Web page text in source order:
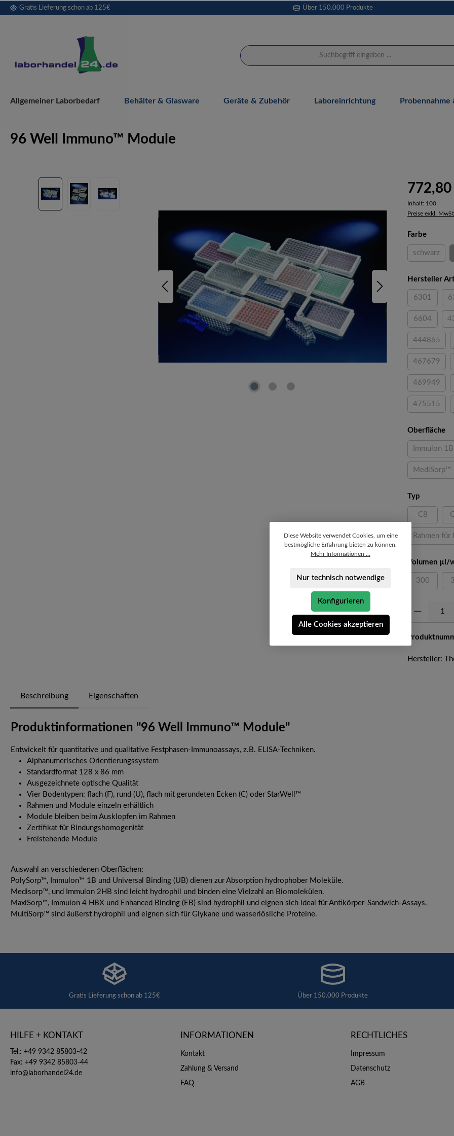
Zur Hauptnavigation springen
Gratis Lieferung schon ab 125€ Über 150.000 Produkte
Allgemeiner Laborbedarf Behälter & Glasware Geräte & Zubehör Laboreinrichtung
96 Well Immuno™ Module
Bildergalerie überspringen 772,80
Inhalt: 100
Preise exkl.
Farbe
schwarz
(Diese
Hersteller
6301
(Diese
6604
(Diese
444865
(Diese
467679
(Diese
469949
(Diese
475515
(Diese
Oberfläche
Immulon 1B
(Diese
MediSorp™
(Diese
Typ
C8
(Diese
Rahmen
Volumen µl/
300
(Diese
Produkt Anzahl:
Hersteller:
Beschreibung Eigenschaften
Produktinformationen "96 Well Immuno™ Module"
Entwickelt für quantitative und qualitative Festphasen-Immunoassays, z.B. ELISA-Techniken.
Alphanumerisches Orientierungssystem
Standardformat 128 x 86 mm
Ausgezeichnete optische Qualität
Vier Bodentypen: flach (F), rund (U), flach mit gerundeten Ecken (C) oder StarWell™
Rahmen und Module einzeln erhältlich
Module bleiben beim Ausklopfen im Rahmen
Zertifikat für Bindungshomogenität
Freistehende Module
Auswahl an verschiedenen Oberflächen:
PolySorp™, Immulon™ 1B und Universal Binding (UB) dienen zur Absorption hydrophober Moleküle.
Medisorp™, und Immulon 2HB sind leicht hydrophil und binden eine Vielzahl an Biomolekülen.
MaxiSorp™, Immulon 4 HBX und Enhanced Binding (EB) sind hydrophil und eignen sich ideal für Antikörper-Sandwich-Assays.
MultiSorp™ sind äußerst hydrophil und eignen sich für Glykane und wasserlösliche Proteine.
Gratis Lieferung schon ab 125€ Über 150.000 Produkte
HILFE + KONTAKT
Tel.: +49 9342 85803-42
Fax: +49 9342 85803-44
info@laborhandel24.de
INFORMATIONEN
Kontakt
Zahlung & Versand
FAQ
RECHTLICHES
Impressum
Datenschutz
AGB
Diese Website verwendet Cookies, um eine
bestmögliche Erfahrung bieten zu können.
Mehr Informationen ...
Nur technisch notwendige
Konfigurieren
Alle Cookies akzeptieren